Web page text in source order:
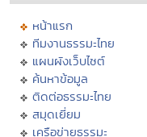
หน้าแรก
ทีมงานธรรมะไทย
แผนผังเว็บไซต์
ค้นหาข้อมูล
ติดต่อธรรมะไทย
สมุดเยี่ยม
เครือข่ายธรรมะ